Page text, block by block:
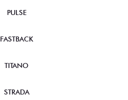
PULSE
FASTBACK
TITANO
STRADA